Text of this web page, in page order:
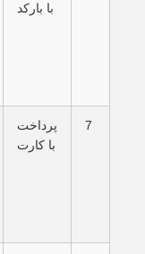
با بارکد
7
پرداخت
با کارت